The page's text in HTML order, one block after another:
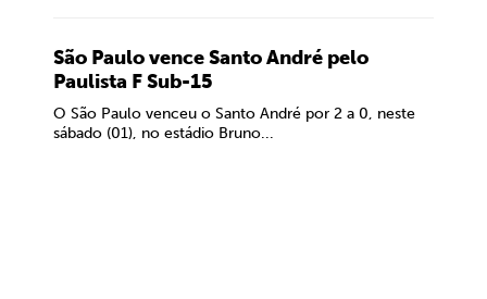
São Paulo vence Santo André pelo
Paulista F Sub-15
O São Paulo venceu o Santo André por 2 a 0, neste
sábado (01), no estádio Bruno...